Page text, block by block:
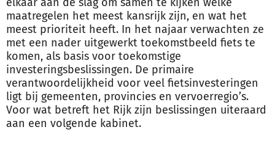
maatregelen het meest kansrijk zijn, en wat het
meest prioriteit heeft. In het najaar verwachten ze
met een nader uitgewerkt toekomstbeeld fiets te
komen, als basis voor toekomstige
investeringsbeslissingen. De primaire
verantwoordelijkheid voor veel fietsinvesteringen
ligt bij gemeenten, provincies en vervoerregio’s.
Voor wat betreft het Rijk zijn beslissingen uiteraard
aan een volgende kabinet.